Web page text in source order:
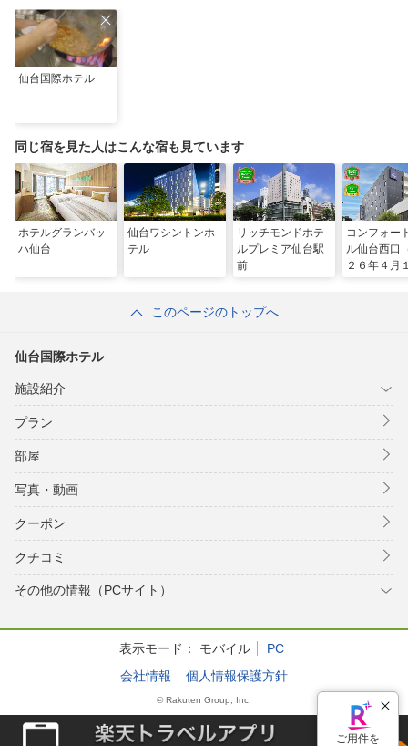
仙台国際ホテル
同じ宿を見た人はこんな宿も見ています
ホテルグランバッ
ハ仙台
仙台ワシントンホ
テル
リッチモンドホテ
ルプレミア仙台駅
前
コンフォー
ル仙台西口
２６年４月
このページのトップへ
仙台国際ホテル
施設紹介
プラン
部屋
写真・動画
クーポン
クチコミ
その他の情報（PCサイト）
表示モード： モバイル
PC
会社情報
個人情報保護方針
© Rakuten Group, Inc.
ご用件を